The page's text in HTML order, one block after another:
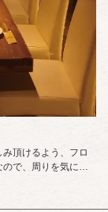
頂けるよう、フロ
で、周りを気にせ
円～ご用意してお